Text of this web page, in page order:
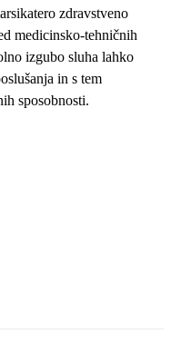
zdravstveno
medicinsko-tehničnih
izgubo sluha lahko
in s tem
sposobnosti.